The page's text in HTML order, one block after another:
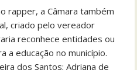
rapper, a Câmara também
criado pelo vereador
reconhece entidades ou
a educação no município.
dos Santos; Adriana de